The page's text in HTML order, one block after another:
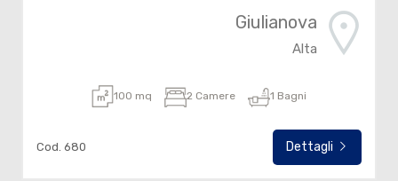
Giulianova
Alta
100 mq 2 Camere 1 Bagni
Cod. 680 Dettagli